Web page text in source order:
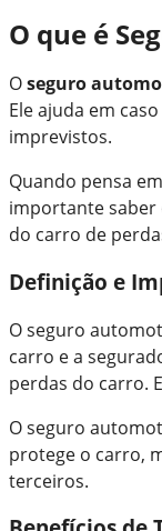
O que é
Oseguro
Ele ajuda em
imprevistos.
Quando pensa
importante saber
do carro de
Definição e
O seguro
carro e a
perdas do carro.
O seguro
protege o carro,
terceiros.